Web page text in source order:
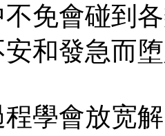
免會碰到
安和發急而
學會放宽